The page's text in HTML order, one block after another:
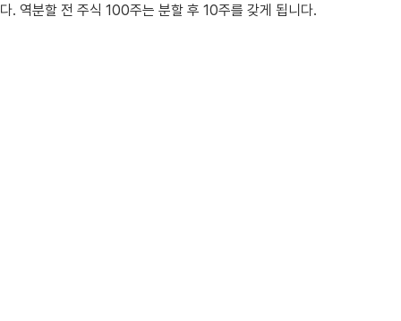
다. 역분할 전 주식 100주는 분할 후 10주를 갖게 됩니다.